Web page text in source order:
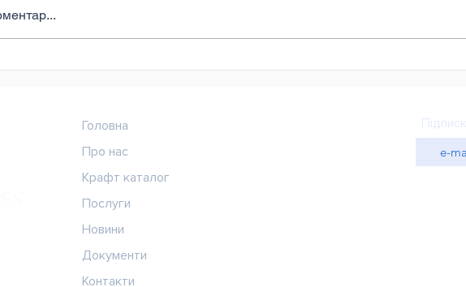
Головна
Про нас
Крафт каталог
Послуги
Новини
Документи
Контакти